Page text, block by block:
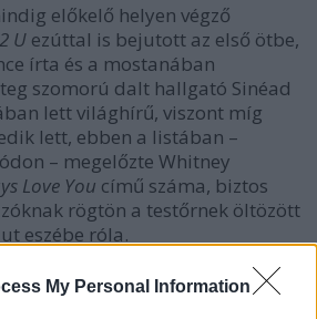
My Personal Information
előkelő helyen végző
U ezúttal is bejutott az első ötbe,
írta és a mostanában
szomorú dalt hallgató Sinéad
lett világhírű, viszont míg
lett, ebben a listában –
– megelőzte Whitney
Love You című száma, biztos
rögtön a testőrnek öltözött
eszébe róla.
között szerepel még a
című dala, a